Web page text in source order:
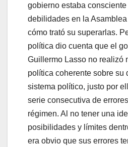
gobierno estaba
debilidades en la
cómo trató su superarlas.
política dio cuenta que el
Guillermo Lasso no realizó
política coherente sobre su
sistema político, justo por
serie consecutiva de
régimen. Al no tener una
posibilidades y límites
era obvio que sus errores